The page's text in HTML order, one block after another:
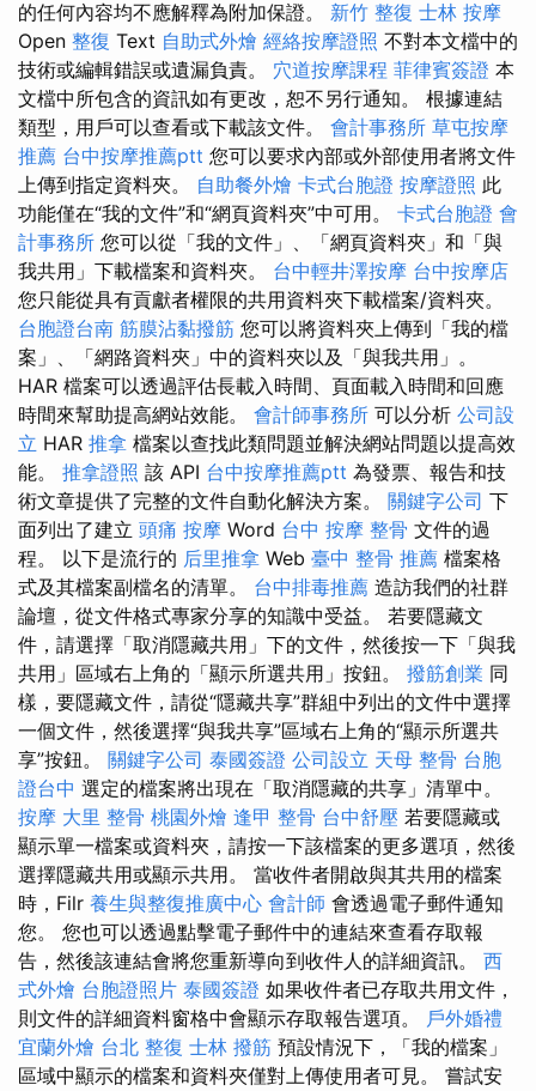
的任何內容均不應解釋為附加保證。 新竹 整復 士林 按摩
Open 整復 Text 自助式外燴 經絡按摩證照 不對本文檔中的
技術或編輯錯誤或遺漏負責。 穴道按摩課程 菲律賓簽證 本
文檔中所包含的資訊如有更改，恕不另行通知。 根據連結
類型，用戶可以查看或下載該文件。 會計事務所 草屯按摩
推薦 台中按摩推薦ptt 您可以要求內部或外部使用者將文件
上傳到指定資料夾。 自助餐外燴 卡式台胞證 按摩證照 此
功能僅在“我的文件”和“網頁資料夾”中可用。 卡式台胞證 會
計事務所 您可以從「我的文件」、「網頁資料夾」和「與
我共用」下載檔案和資料夾。 台中輕井澤按摩 台中按摩店
您只能從具有貢獻者權限的共用資料夾下載檔案/資料夾。
台胞證台南 筋膜沾黏撥筋 您可以將資料夾上傳到「我的檔
案」、「網路資料夾」中的資料夾以及「與我共用」。
HAR 檔案可以透過評估長載入時間、頁面載入時間和回應
時間來幫助提高網站效能。 會計師事務所 可以分析 公司設
立 HAR 推拿 檔案以查找此類問題並解決網站問題以提高效
能。 推拿證照 該 API 台中按摩推薦ptt 為發票、報告和技
術文章提供了完整的文件自動化解決方案。 關鍵字公司 下
面列出了建立 頭痛 按摩 Word 台中 按摩 整骨 文件的過
程。 以下是流行的 后里推拿 Web 臺中 整骨 推薦 檔案格
式及其檔案副檔名的清單。 台中排毒推薦 造訪我們的社群
論壇，從文件格式專家分享的知識中受益。 若要隱藏文
件，請選擇「取消隱藏共用」下的文件，然後按一下「與我
共用」區域右上角的「顯示所選共用」按鈕。 撥筋創業 同
樣，要隱藏文件，請從“隱藏共享”群組中列出的文件中選擇
一個文件，然後選擇“與我共享”區域右上角的“顯示所選共
享”按鈕。 關鍵字公司 泰國簽證 公司設立 天母 整骨 台胞
證台中 選定的檔案將出現在「取消隱藏的共享」清單中。
按摩 大里 整骨 桃園外燴 逢甲 整骨 台中舒壓 若要隱藏或
顯示單一檔案或資料夾，請按一下該檔案的更多選項，然後
選擇隱藏共用或顯示共用。 當收件者開啟與其共用的檔案
時，Filr 養生與整復推廣中心 會計師 會透過電子郵件通知
您。 您也可以透過點擊電子郵件中的連結來查看存取報
告，然後該連結會將您重新導向到收件人的詳細資訊。 西
式外燴 台胞證照片 泰國簽證 如果收件者已存取共用文件，
則文件的詳細資料窗格中會顯示存取報告選項。 戶外婚禮
宜蘭外燴 台北 整復 士林 撥筋 預設情況下，「我的檔案」
區域中顯示的檔案和資料夾僅對上傳使用者可見。 嘗試安